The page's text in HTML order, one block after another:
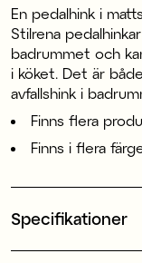
En pedalhink i
Stilrena
badrummet och
i köket. Det är
avfallshink i
Finns flera
Finns i flera
Specifikationer